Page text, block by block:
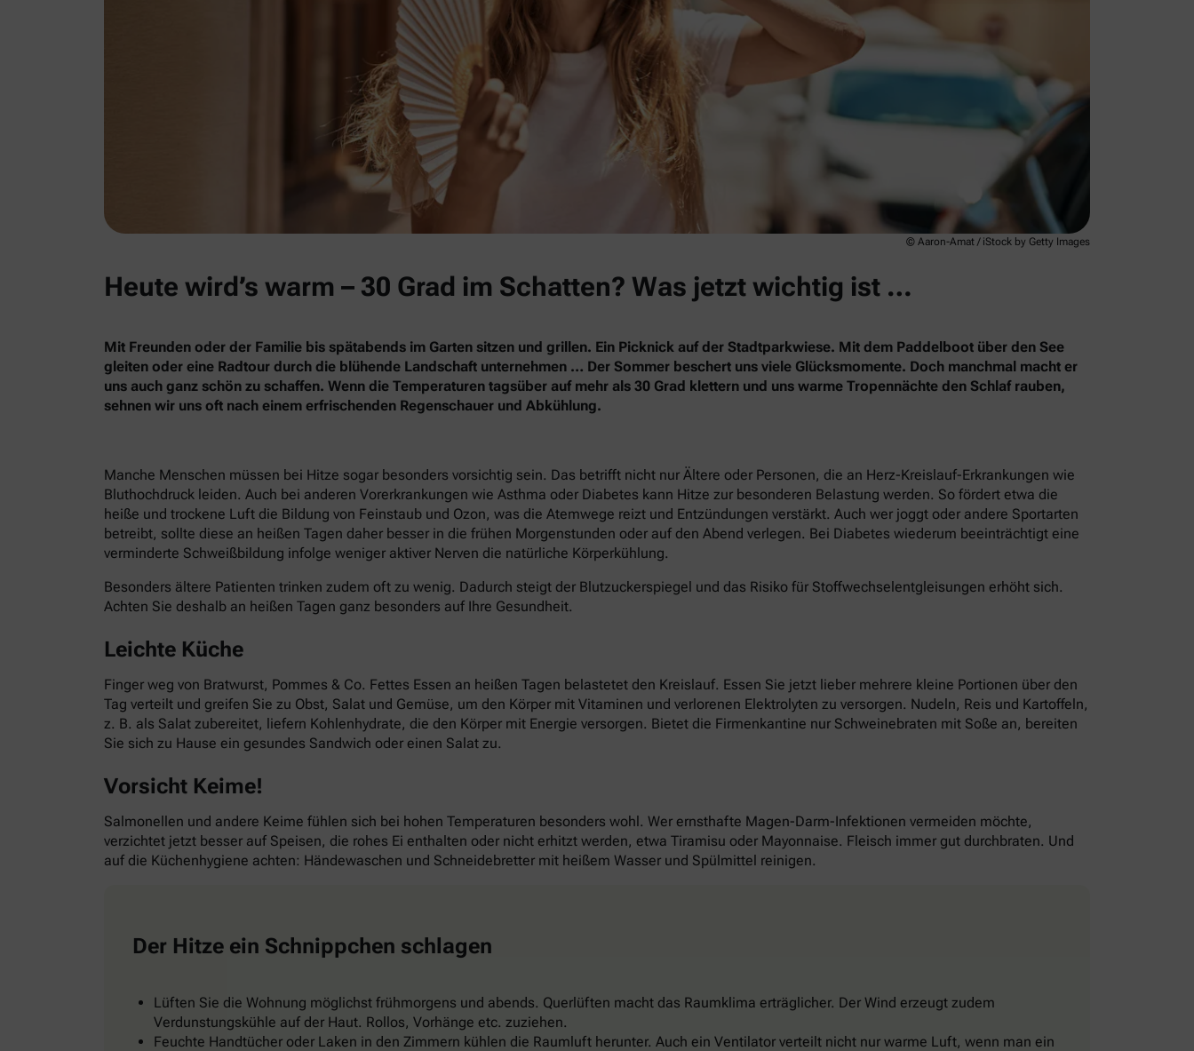
© Aaron-Amat / iStock by Getty Images
Heute wird’s warm – 30 Grad im Schatten? Was jetzt wichtig ist …
Mit Freunden oder der Familie bis spätabends im Garten sitzen und grillen. Ein Picknick auf der Stadtparkwiese. Mit dem Paddelboot über den See
gleiten oder eine Radtour durch die blühende Landschaft unternehmen … Der Sommer beschert uns viele Glücksmomente. Doch manchmal macht er
uns auch ganz schön zu schaffen. Wenn die Temperaturen tagsüber auf mehr als 30 Grad klettern und uns warme Tropennächte den Schlaf rauben,
sehnen wir uns oft nach einem erfrischenden Regenschauer und Abkühlung.
Manche Menschen müssen bei Hitze sogar besonders vorsichtig sein. Das betrifft nicht nur Ältere oder Personen, die an Herz-Kreislauf-Erkrankungen wie
Bluthochdruck leiden. Auch bei anderen Vorerkrankungen wie Asthma oder Diabetes kann Hitze zur besonderen Belastung werden. So fördert etwa die
heiße und trockene Luft die Bildung von Feinstaub und Ozon, was die Atemwege reizt und Entzündungen verstärkt. Auch wer joggt oder andere Sportarten
betreibt, sollte diese an heißen Tagen daher besser in die frühen Morgenstunden oder auf den Abend verlegen. Bei Diabetes wiederum beeinträchtigt eine
verminderte Schweißbildung infolge weniger aktiver Nerven die natürliche Körperkühlung.
Besonders ältere Patienten trinken zudem oft zu wenig. Dadurch steigt der Blutzuckerspiegel und das Risiko für Stoffwechselentgleisungen erhöht sich.
Achten Sie deshalb an heißen Tagen ganz besonders auf Ihre Gesundheit.
Leichte Küche
Finger weg von Bratwurst, Pommes & Co. Fettes Essen an heißen Tagen belastetet den Kreislauf. Essen Sie jetzt lieber mehrere kleine Portionen über den
Tag verteilt und greifen Sie zu Obst, Salat und Gemüse, um den Körper mit Vitaminen und verlorenen Elektrolyten zu versorgen. Nudeln, Reis und Kartoffeln,
z. B. als Salat zubereitet, liefern Kohlenhydrate, die den Körper mit Energie versorgen. Bietet die Firmenkantine nur Schweinebraten mit Soße an, bereiten
Sie sich zu Hause ein gesundes Sandwich oder einen Salat zu.
Vorsicht Keime!
Salmonellen und andere Keime fühlen sich bei hohen Temperaturen besonders wohl. Wer ernsthafte Magen-Darm-Infektionen vermeiden möchte,
verzichtet jetzt besser auf Speisen, die rohes Ei enthalten oder nicht erhitzt werden, etwa Tiramisu oder Mayonnaise. Fleisch immer gut durchbraten. Und
auf die Küchenhygiene achten: Händewaschen und Schneidebretter mit heißem Wasser und Spülmittel reinigen.
Der Hitze ein Schnippchen schlagen
Lüften Sie die Wohnung möglichst frühmorgens und abends. Querlüften macht das Raumklima erträglicher. Der Wind erzeugt zudem
Verdunstungskühle auf der Haut. Rollos, Vorhänge etc. zuziehen.
Feuchte Handtücher oder Laken in den Zimmern kühlen die Raumluft herunter. Auch ein Ventilator verteilt nicht nur warme Luft, wenn man ein